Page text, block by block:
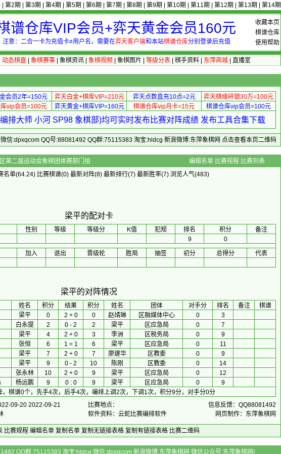
第2期 第3期 第4期 第5期 第6期 第7期 第8期 第9期 第10期 第11期 第12期 第13期 第14期
收藏本页
棋谱仓库
使用帮助
谱仓库VIP会员+弈天黄金会员160元
注意：二合一卡为充值卡≠用户名，需要在弈天客户端和本站棋谱仓库分别登录后充值
动态棋盘| 象棋赛事| 象棋资讯| 象棋视频 象棋图片 等级分表| 棋手资料| 东萍商城| 直播室
会员2年=150元 弈天白金+棋库VIP=210元 弈天点数直充10点=2元
弈天棋缘碎银30万=100元
vip会员=100元 弈天黄金+棋库VIP=160元 棋谱仓库vip月卡=15元 棋谱仓库vip会员=100元
排大师 小河 SP98 象棋部)均可实时发布比赛对阵成绩 发布工具合集下载
信:dpxqcom QQ号:88081492 QQ群:75115383 淘宝:hldcg 新浪微博:东萍象棋网 点击查看本页二维码
年綦江区第二届运动会象棋团体赛部门组 编辑名单 比赛规程 比赛列表
名单(64.24) 比赛棋谱(0) 最新对阵(8) 最新排行(7) 最新胜率(7) 浏览人气(483)
梁平的配对卡
性别 等级 等级分 K值 犯规 排名 积分
备注
9
0
加入 退出 晋级轮 胜局 抽签 初分 总得分 代表
梁平的对阵情况
姓名 积分 结果 积分 姓名 团体 对手分 排名 备注
棋谱
梁平 0 2 + 0 0 赵靖琳 区融媒体中心 0
3
白永提 2 0 - 2 2 梁平 区应急局 0
7
梁平 4 2 + 0 3 李洲 区税务局 0
9
张恒 6 1 = 1 6 梁平 区应急局 0
11
梁平 7 2 + 0 7 廖建华 区教委 0
9
梁平 9 0 - 2 10 陈刚 区教委 0
14
张永林 10 2 + 0 9 梁平 区应急局 0
12
杨远鹏 9 0 : 0 9 梁平 区应急局 0
9
，棋谱0个，先手4次，后手4次，编排上调2次，下调1次，积分9分，对手分0分
09-20 2022-09-21 比赛地点：
信息反馈：QQ88081492
软件资料：云蛇比赛编排软件 网页制作：东萍象棋网
比赛规程 编辑名单 复制名单 复制无链接表格 复制有链接表格 比赛二维码
QQ群:75115383 淘宝:hldcg 微信:dpxqcom 新浪微博:东萍象棋网 微信公众号:东萍象棋网]